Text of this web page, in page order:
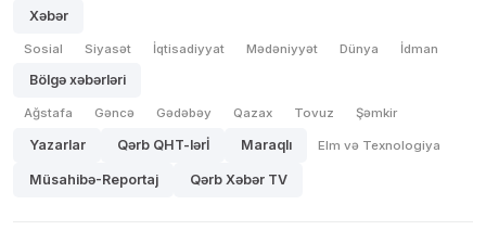
Xəbər
Sosial Siyasət İqtisadiyyat Mədəniyyət Dünya İdman
Bölgə xəbərləri
Ağstafa Gəncə Gədəbəy Qazax Tovuz Şəmkir
Yazarlar Qərb QHT-lərİ Maraqlı Elm və Texnologiya
Müsahibə-Reportaj Qərb Xəbər TV